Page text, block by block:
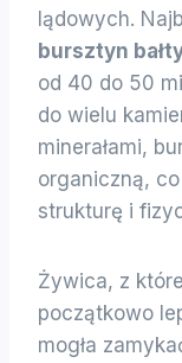
lądowych.
bursztyn
od 40 do 50
do wielu
minerałami,
organiczną,
strukturę i
Żywica, z
początkowo
mogła